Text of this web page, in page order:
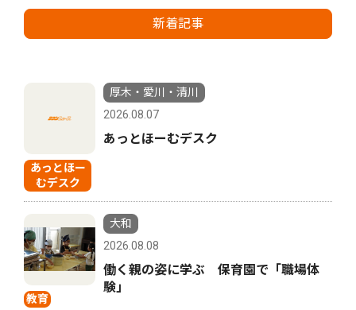
新着記事
あっとほー
むデスク
厚木・愛川・清川
2026.08.07
あっとほーむデスク
教育
大和
2026.08.08
働く親の姿に学ぶ 保育園で「職場体
験」